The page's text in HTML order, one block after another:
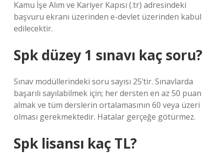
Kamu İşe Alım ve Kariyer Kapısı (.tr) adresindeki
başvuru ekranı üzerinden e-devlet üzerinden kabul
edilecektir.
Spk düzey 1 sınavı kaç soru?
Sınav modüllerindeki soru sayısı 25’tir. Sınavlarda
başarılı sayılabilmek için; her dersten en az 50 puan
almak ve tüm derslerin ortalamasının 60 veya üzeri
olması gerekmektedir. Hatalar gerçeğe götürmez.
Spk lisansı kaç TL?